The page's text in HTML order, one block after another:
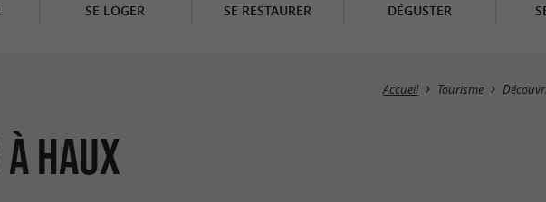
SE LOGER SE RESTAURER DÉGUSTER
Accueil Tourisme
Haux